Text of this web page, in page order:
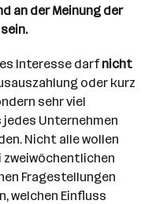
an der Meinung der
Interesse darfnicht
oder kurz
sehr viel
jedes Unternehmen
Nicht alle wollen
zweiwöchentlichen
Fragestellungen
welchen Einfluss